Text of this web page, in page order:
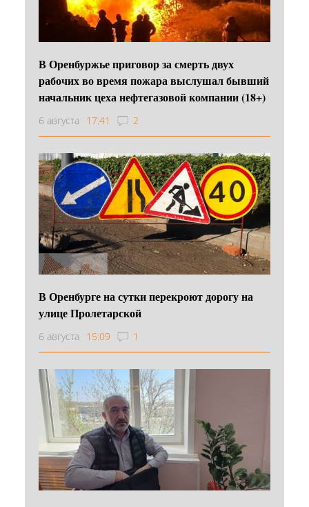
В Оренбуржье приговор за смерть двух
рабочих во время пожара выслушал бывший
начальник цеха нефтегазовой компании (18+)
6 августа 17:41 2
В Оренбурге на сутки перекроют дорогу на
улице Пролетарской
6 августа 15:09 1